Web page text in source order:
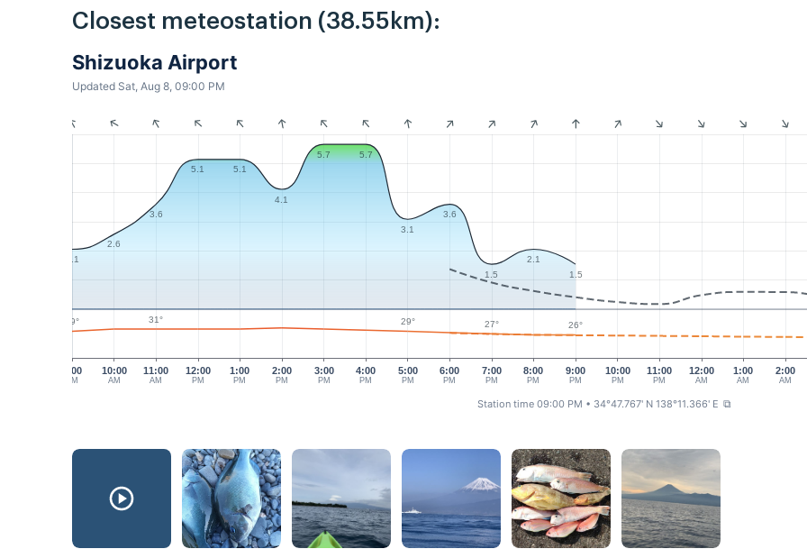
Closest meteostation (38.55km):
Shizuoka Airport
Updated Sat, Aug 8, 09:00 PM
10:00
AM
11:00
AM
12:00
PM
1:00
PM
2:00
PM
3:00
PM
4:00
PM
5:00
PM
6:00
PM
7:00
PM
8:00
PM
9:00
PM
10:00
PM
11:00
PM
12:00
AM
1:00
AM
2:00
AM
9:00
AM
2.1
2.6
3.6
5.1 5.1
4.1
5.7 5.7
3.1
3.6
1.5
2.1
1.5
29° 31° 29° 27° 26°
Station time 09:00 PM • 34°47.767' N 138°11.366' E ⧉